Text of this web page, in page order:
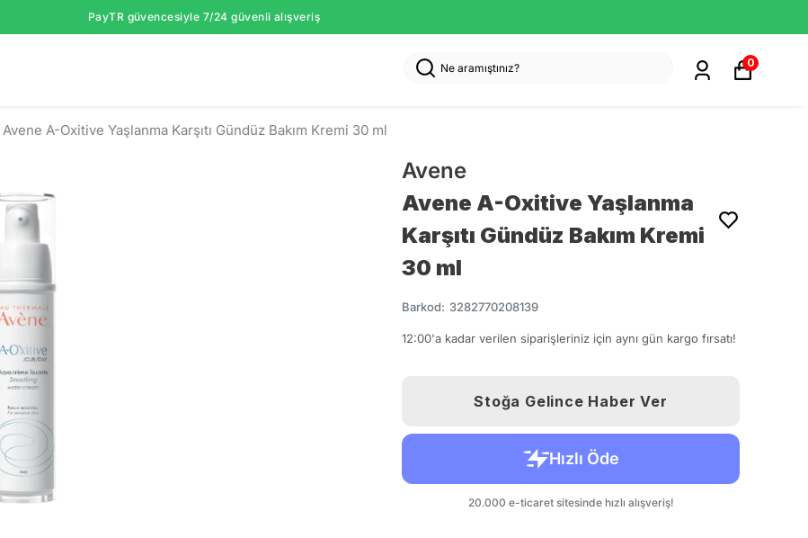
PayTR güvencesiyle 7/24 güvenli alışveriş
0
Avene A-Oxitive Yaşlanma Karşıtı Gündüz Bakım Kremi 30 ml
Avene
Avene A-Oxitive Yaşlanma
Karşıtı Gündüz Bakım Kremi
30 ml
Barkod: 3282770208139
12:00'a kadar verilen siparişleriniz için aynı gün kargo fırsatı!
Stoğa Gelince Haber Ver